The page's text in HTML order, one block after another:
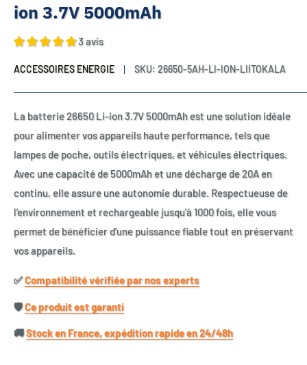
ion 3.7V 5000mAh
3 avis
ACCESSOIRES ENERGIE SKU: 26650-5AH-LI-ION-LIITOKALA
La batterie 26650 Li-ion 3.7V 5000mAh est une solution idéale
pour alimenter vos appareils haute performance, tels que
lampes de poche, outils électriques, et véhicules électriques.
Avec une capacité de 5000mAh et une décharge de 20A en
continu, elle assure une autonomie durable. Respectueuse de
l'environnement et rechargeable jusqu'à 1000 fois, elle vous
permet de bénéficier d'une puissance fiable tout en préservant
vos appareils.
✅​Compatibilité vérifiée par nos experts
🛡️​Ce produit est garanti
🚚​Stock en France, expédition rapide en 24/48h